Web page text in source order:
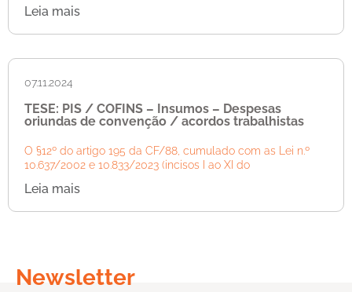
Leia mais
07.11.2024
TESE: PIS / COFINS – Insumos – Despesas
oriundas de convenção / acordos trabalhistas
O §12º do artigo 195 da CF/88, cumulado com as Lei n.º
10.637/2002 e 10.833/2023 (incisos I ao XI do
Leia mais
Newsletter